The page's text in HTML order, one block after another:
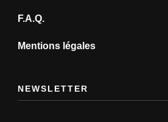
F.A.Q.
Mentions légales
NEWSLETTER